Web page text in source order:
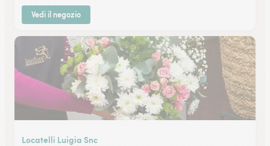
Vedi il negozio
Locatelli Luigia Snc